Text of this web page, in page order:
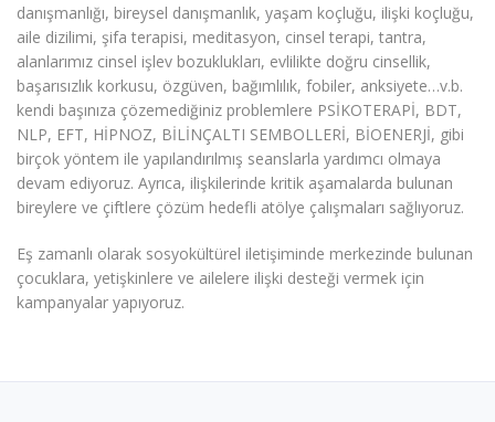
danışmanlığı, bireysel danışmanlık, yaşam koçluğu, ilişki koçluğu,
aile dizilimi, şifa terapisi, meditasyon, cinsel terapi, tantra,
alanlarımız cinsel işlev bozuklukları, evlilikte doğru cinsellik,
başarısızlık korkusu, özgüven, bağımlılık, fobiler, anksiyete…v.b.
kendi başınıza çözemediğiniz problemlere PSİKOTERAPİ, BDT,
NLP, EFT, HİPNOZ, BİLİNÇALTI SEMBOLLERİ, BİOENERJİ, gibi
birçok yöntem ile yapılandırılmış seanslarla yardımcı olmaya
devam ediyoruz. Ayrıca, ilişkilerinde kritik aşamalarda bulunan
bireylere ve çiftlere çözüm hedefli atölye çalışmaları sağlıyoruz.
Eş zamanlı olarak sosyokültürel iletişiminde merkezinde bulunan
çocuklara, yetişkinlere ve ailelere ilişki desteği vermek için
kampanyalar yapıyoruz.